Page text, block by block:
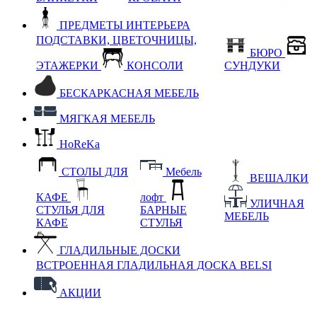
ПРЕДМЕТЫ ИНТЕРЬЕРА
ПОДСТАВКИ, ЦВЕТОЧНИЦЫ,
ЭТАЖЕРКИ КОНСОЛИ
БЮРО
СУНДУКИ
БЕСКАРКАСНАЯ МЕБЕЛЬ
МЯГКАЯ МЕБЕЛЬ
HoReKa
СТОЛЫ ДЛЯ
КАФЕ
СТУЛЬЯ ДЛЯ
КАФЕ
Мебель
лофт
БАРНЫЕ
СТУЛЬЯ
ВЕШАЛКИ
УЛИЧНАЯ
МЕБЕЛЬ
ГЛАДИЛЬНЫЕ ДОСКИ
ВСТРОЕННАЯ ГЛАДИЛЬНАЯ ДОСКА BELSI
АКЦИИ